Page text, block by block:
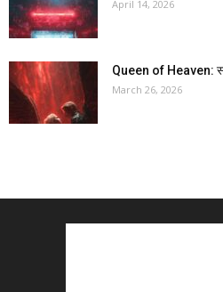
April 14, 2026
Queen of Heaven:
March 26, 2026